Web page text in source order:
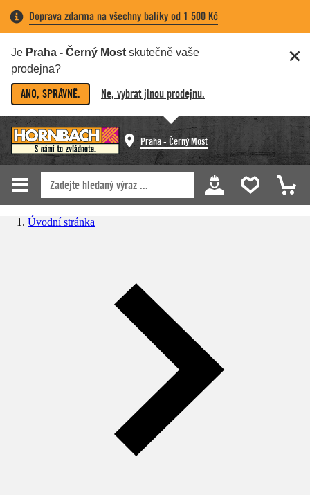
Doprava zdarma na všechny balíky od 1 500 Kč
Je Praha - Černý Most skutečně vaše
prodejna?
ANO, SPRÁVNĚ. Ne, vybrat jinou prodejnu.
Praha - Černý Most
Úvodní stránka